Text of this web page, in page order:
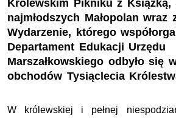
Królewskim Pikniku z Książką,
najmłodszych Małopolan wraz
Wydarzenie, którego
Departament Edukacji Urzędu
Marszałkowskiego odbyło się
obchodów Tysiąclecia
W królewskiej i pełnej